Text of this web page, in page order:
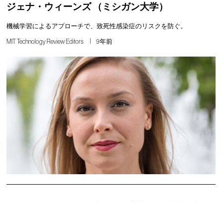
ジェナ・ウィーンズ （ミシガン大学）
機械学習によるアプローチで、致死性感染症のリスクを防ぐ。
MIT Technology Review Editors 9年前